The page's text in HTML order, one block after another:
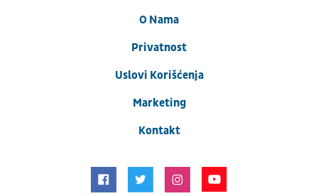
O Nama
Privatnost
Uslovi Korišćenja
Marketing
Kontakt